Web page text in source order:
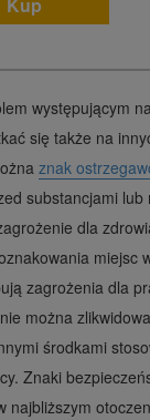
Kup
występującym
się także na
znak
substancjami lub
dla
miejsc
zagrożenia dla
można
środkami
Znaki
najbliższym